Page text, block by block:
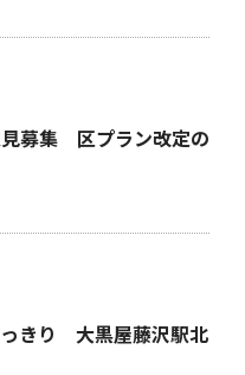
募集 区プラン改定の
っきり 大黒屋藤沢駅北